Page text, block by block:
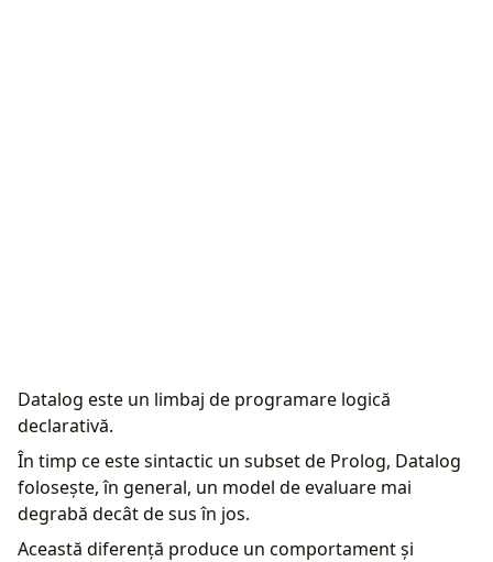
Datalog este un limbaj de programare logică
declarativă.
În timp ce este sintactic un subset de Prolog, Datalog
folosește, în general, un model de evaluare mai
degrabă decât de sus în jos.
Această diferență produce un comportament și